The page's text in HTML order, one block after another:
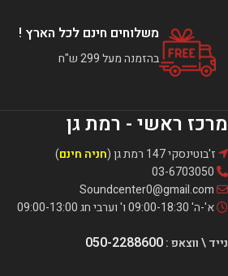
משלוחים חינם לכל הארץ !
בהזמנה מעל 299 ש"ח
מרכז ראשי - רמת גן
ז'בוטינסקי 147 רמת גן ( חניה חינם)
א'-ה' 09:00-18:30 ו' וערבי חג 09:00-13:00
נייד \ ווצאפ :050-2288600